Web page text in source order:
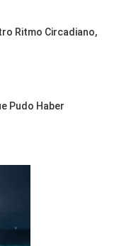
Ritmo Circadiano,
Pudo Haber